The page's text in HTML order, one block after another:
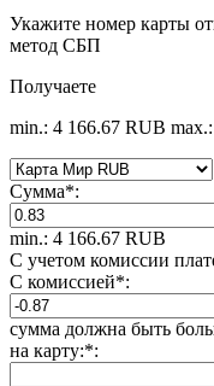
Укажите номер карты
метод СБП
Получаете
min.: 4 166.67 RUB
Сумма*:
min.: 4 166.67 RUB
С учетом комиссии
С комиссией*:
сумма должна быть
на карту:*: